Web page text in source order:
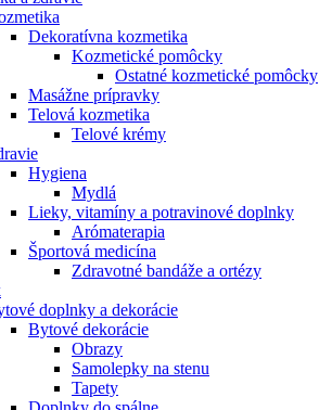
Dekoratívna kozmetika
Kozmetické pomôcky
Ostatné kozmetické pomôcky
Masážne prípravky
Telová kozmetika
Telové krémy
Hygiena
Mydlá
Lieky, vitamíny a potravinové doplnky
Arómaterapia
Športová medicína
Zdravotné bandáže a ortézy
doplnky a dekorácie
Bytové dekorácie
Obrazy
Samolepky na stenu
Tapety